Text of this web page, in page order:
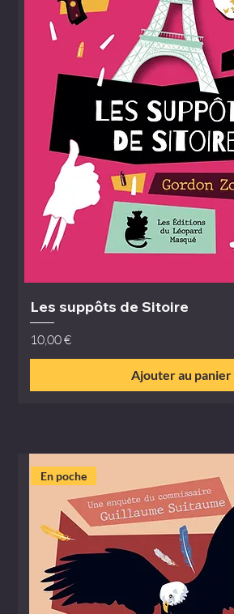
Les suppôts de Sitoire
Prix
10,00 €
Ajouter au panier
En poche